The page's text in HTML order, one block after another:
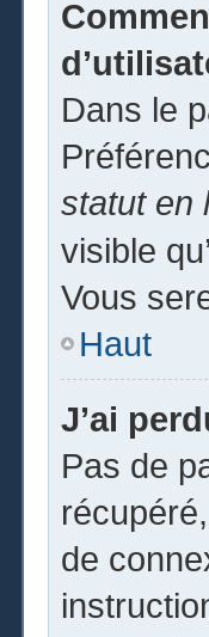
Dans le
statut en
visible
Vous
Haut
J’ai
Pas de
de